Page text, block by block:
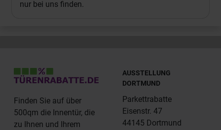
nur bei uns finden.
Finden Sie auf über
500qm die Innentür, die
zu Ihnen und Ihrem
AUSSTELLUNG
DORTMUND
Parkettrabatte
Eisenstr. 47
44145 Dortmund